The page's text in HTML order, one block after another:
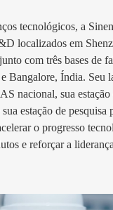
tecnológicos, a
localizados em
com três bases de
Bangalore, Índia. Seu
nacional, sua estação
estação de pesquisa
o progresso
e reforçar a